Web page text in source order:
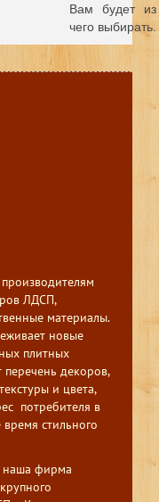
Вам будет из
чего выбирать.
ЛДСП,
материалы.
новые
плитных
декоров,
и цвета,
потребителя в
стильного
наша фирма